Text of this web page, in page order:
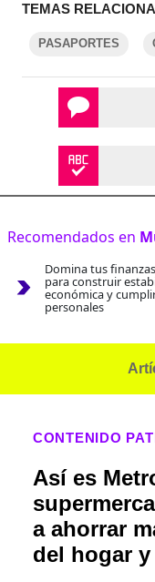
TEMAS
PASAPORTES
Recomendados en
Domina tus
para construir
económica y
personales
CONTENIDO
Así es
a ahorrar
del hogar